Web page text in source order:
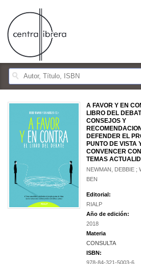
A FAVOR Y EN
LIBRO DEL
CONSEJOS Y
DEFENDER EL
PUNTO DE VISTA
CONVENCER
TEMAS
NEWMAN, DEBBIE ;
BEN
Editorial:
RIALP
Año de edición:
2018
Materia
CONSULTA
ISBN:
978-84-321-5003-6